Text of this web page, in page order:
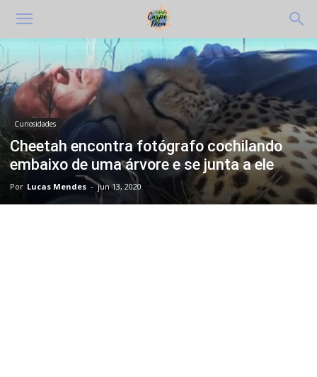
Curiosidades
Cheetah encontra fotógrafo cochilando
embaixo de uma árvore e se junta a ele
Por Lucas Mendes - jun 13, 2020